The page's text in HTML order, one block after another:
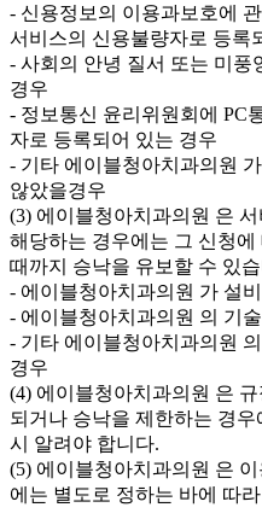
- 신용정보의 이용과보호에
서비스의 신용불량자로 등록
- 사회의 안녕 질서 또는 미
경우
- 정보통신 윤리위원회에 PC
자로 등록되어 있는 경우
- 기타 에이블청아치과의원
않았을경우
(3) 에이블청아치과의원 은
해당하는 경우에는 그 신청
때까지 승낙을 유보할 수 있
- 에이블청아치과의원 가 설
- 에이블청아치과의원 의 기
- 기타 에이블청아치과의원
경우
(4) 에이블청아치과의원 은
되거나 승낙을 제한하는 경
시 알려야 합니다.
(5) 에이블청아치과의원 은
에는 별도로 정하는 바에 따